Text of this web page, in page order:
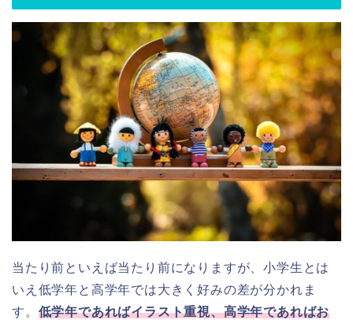
当たり前といえば当たり前になりますが、小学生とは
いえ低学年と高学年では大きく好みの差が分かれま
す。 低学年であればイラスト重視、高学年であればお